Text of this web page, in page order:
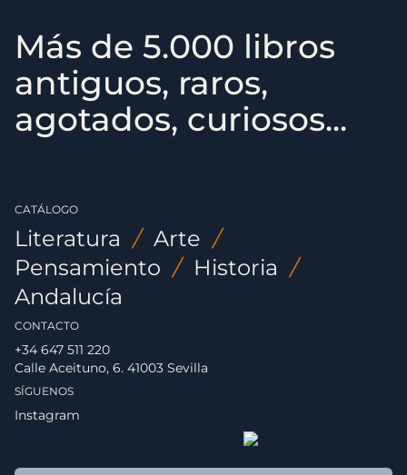
Más de 5.000 libros
antiguos, raros,
agotados, curiosos...
CATÁLOGO
Literatura / Arte /
Pensamiento / Historia /
Andalucía
CONTACTO
+34 647 511 220
Calle Aceituno, 6. 41003 Sevilla
SÍGUENOS
Instagram